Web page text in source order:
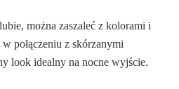
można zaszaleć z kolorami i
połączeniu z skórzanymi
look idealny na nocne wyjście.